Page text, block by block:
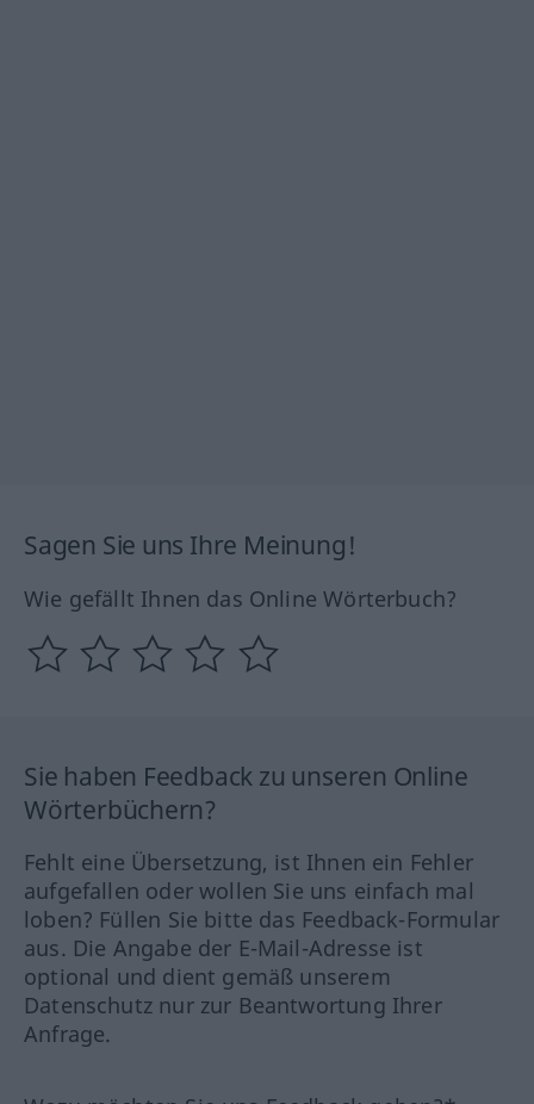
Sagen Sie uns Ihre Meinung!
Wie gefällt Ihnen das Online Wörterbuch?
Sie haben Feedback zu unseren Online
Wörterbüchern?
Fehlt eine Übersetzung, ist Ihnen ein Fehler
aufgefallen oder wollen Sie uns einfach mal
loben? Füllen Sie bitte das Feedback-Formular
aus. Die Angabe der E-Mail-Adresse ist
optional und dient gemäß unserem
Datenschutz nur zur Beantwortung Ihrer
Anfrage.